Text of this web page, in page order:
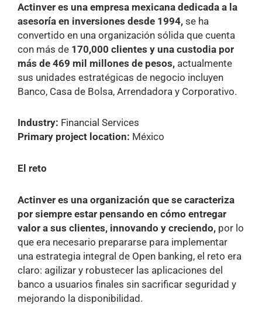
Actinver es una empresa mexicana dedicada a la
asesoría en inversiones desde 1994, se ha
convertido en una organización sólida que cuenta
con más de 170,000 clientes y una custodia por
más de 469 mil millones de pesos, actualmente
sus unidades estratégicas de negocio incluyen
Banco, Casa de Bolsa, Arrendadora y Corporativo.
Industry: Financial Services
Primary project location: México
El reto
Actinver es una organización que se caracteriza
por siempre estar pensando en cómo entregar
valor a sus clientes, innovando y creciendo, por lo
que era necesario prepararse para implementar
una estrategia integral de Open banking, el reto era
claro: agilizar y robustecer las aplicaciones del
banco a usuarios finales sin sacrificar seguridad y
mejorando la disponibilidad.